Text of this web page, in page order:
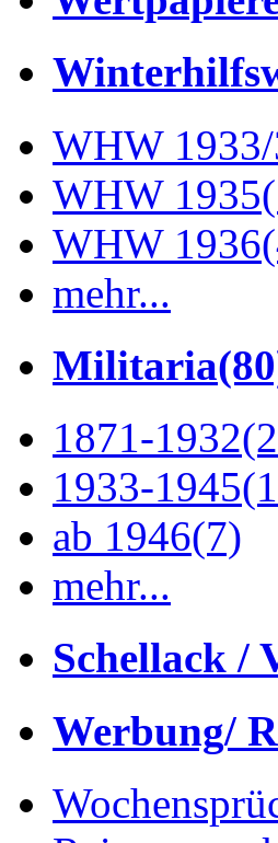
WHW
WHW 1935
WHW 1936
mehr...
Militaria
1871-1932
1933-1945
ab 1946(7)
mehr...
Schellack /
Werbung/